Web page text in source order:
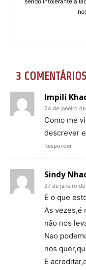
3 COMENTÁRIOS
Impili
24 de janeiro
Como me
descrever
Responder
Sindy
27 de janeiro
É o que
As vezes,é
não nos
Nao
nos
E